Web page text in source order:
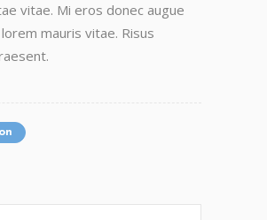
vitae. Mi eros donec augue
mauris vitae. Risus